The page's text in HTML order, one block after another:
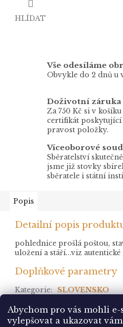
Abychom pro vás mohli e-
vylepšovat a ukazovat
HLÍDAT
Vše odesíláme
Obvykle do 2 dnů u
Doživotní záruka
Za 750 Kč si v
certifikát
pravost položky.
Víceoborové
Sběratelství
jsme již stovky
sběratele i státní
Popis
Detailní popis
pohlednice prošlá poštou,
uložení a stáří...viz
Doplňkové parametry
Kategorie: SLOVENSKO